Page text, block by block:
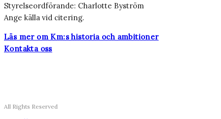
Styrelseordförande: Charlotte Byström
Ange källa vid citering.
Läs mer om Km:s historia och ambitioner
Kontakta oss
All Rights Reserved